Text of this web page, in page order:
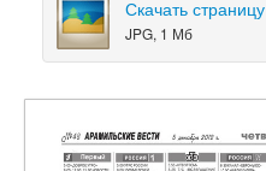
Скачать страницу
JPG, 1 Мб